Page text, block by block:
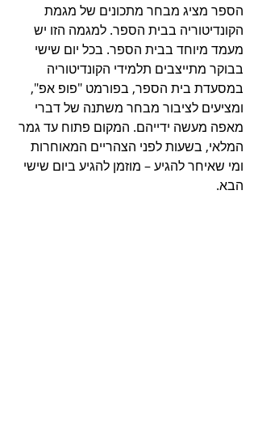
הספר מציג מבחר מתכונים של מגמת
הקונדיטוריה בבית הספר. למגמה הזו יש
מעמד מיוחד בבית הספר. בכל יום שישי
בבוקר מתייצבים תלמידי הקונדיטוריה
במסעדת בית הספר, בפורמט "פופ אפ",
ומציעים לציבור מבחר משתנה של דברי
מאפה מעשה ידייהם. המקום פתוח עד גמר
המלאי, בשעות לפני הצהריים המאוחרות
ומי שאיחר להגיע – מוזמן להגיע ביום שישי
הבא.